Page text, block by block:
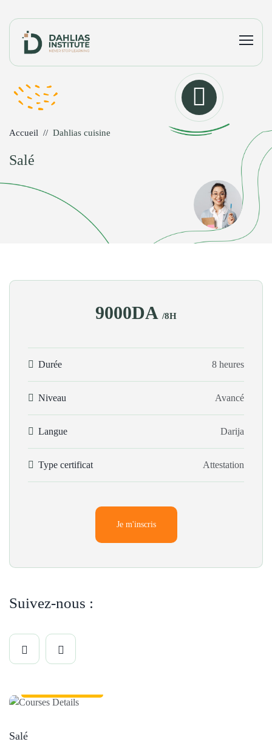
Accueil Dahlias cuisine
Salé
9000DA /8H
Durée 8 heures
Niveau Avancé
Langue Darija
Type certificat Attestation
Je m'inscris
Suivez-nous :
Salé